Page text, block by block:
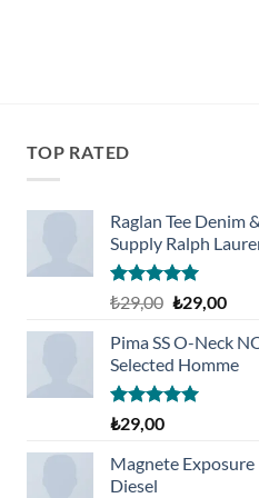
TOP RATED
Raglan Tee Denim &
Supply Ralph
5 üzerinden
oy
aldı
₺29,00 Orijinal
₺29,00.
₺29,00Şu
Pima SS O-Neck
Selected Homme
5 üzerinden
5.00oy
aldı
₺29,00
Magnete Exposure
Diesel